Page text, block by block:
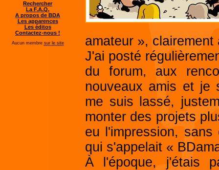
amateur »,
J'ai posté
du forum, aux
nouveaux amis et je
me suis lassé,
monter des projets
eu l'impression,
qui s'appelait «
À l'époque, j'étais
Rechercher
La F.A.Q.
A propos de BDA
Les apparences
Les éditos
Contactez-nous !
Aucun membre sur le site